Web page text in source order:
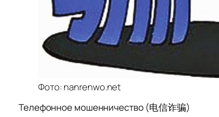
Фото: nanrenwo.net
Телефонное мошенничество (电信诈骗)